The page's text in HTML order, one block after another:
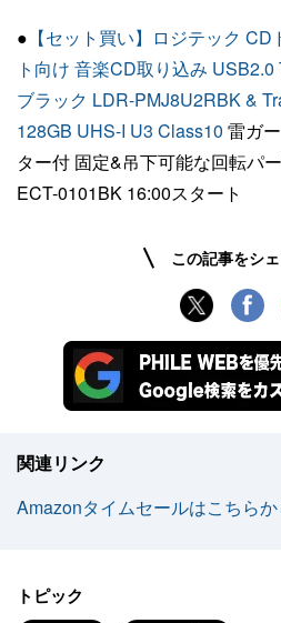
● 【セット買い】ロジテック
ト向け 音楽CD取り込み
ブラック LDR-PMJ8U2RBK &
128GB UHS-I U3 Class10 雷ガ
ター付 固定&吊下可能な回転パ
ECT-0101BK 16:00スタート
この記事をシ
関連リンク
Amazonタイムセールはこちらか
トピック